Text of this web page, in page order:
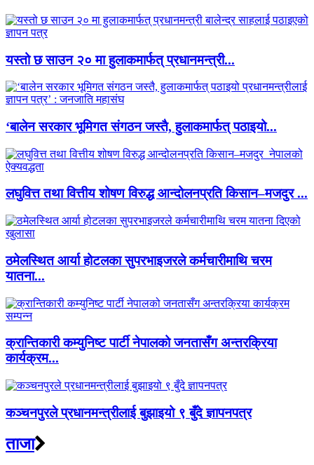
यस्तो छ साउन २० मा हुलाकमार्फत् प्रधानमन्त्री...
‘बालेन सरकार भूमिगत संगठन जस्तै, हुलाकमार्फत् पठाइयो...
लघुवित्त तथा वित्तीय शोषण विरुद्ध आन्दोलनप्रति किसान–मजदुर ...
ठमेलस्थित आर्या होटलका सुपरभाइजरले कर्मचारीमाथि चरम
यातना...
क्रान्तिकारी कम्युनिष्ट पार्टी नेपालको जनतासँग अन्तरक्रिया
कार्यक्रम...
कञ्चनपुरले प्रधानमन्त्रीलाई बुझाइयो ९ बुँदे ज्ञापनपत्र
ताजा